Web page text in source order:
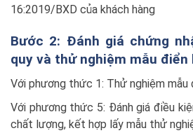
16:2019/BXD của khách hàng
Bước 2: Đánh giá chứng
quy và thử nghiệm mẫu điển
Với phương thức 1: Thử nghiệm mẫu
Với phương thức 5: Đánh giá điều
chất lượng, kết hợp lấy mẫu thử